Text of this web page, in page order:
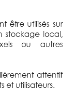
être utilisés sur
stockage local,
ou autres
attentif
et utilisateurs.